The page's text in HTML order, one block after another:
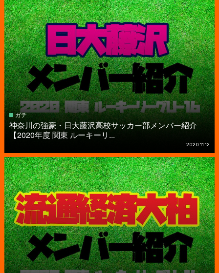
ガチ
神奈川の強豪・日大藤沢高校サッカー部メンバー紹介
【2020年度 関東 ルーキーリ...
2020.11.12